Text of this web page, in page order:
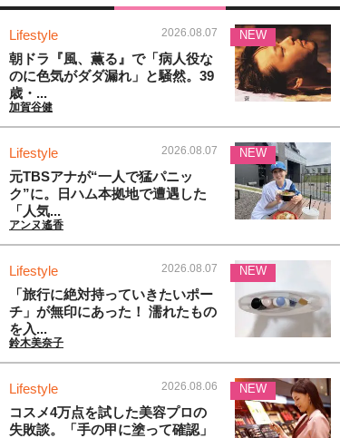
Lifestyle 2026.08.07
朝ドラ『風、薫る』で「病人役な
のに色気がダダ漏れ」と騒然。39
歳・...
加賀谷健
NEW
Lifestyle 2026.08.07
元TBSアナが“一人で猛パニッ
ク”に。日ハム本拠地で遭遇した
「人気...
アンヌ遙香
NEW
Lifestyle 2026.08.07
「旅行に絶対持っていきたいポー
チ」が無印にあった！ 濡れたもの
を入...
鈴木美奈子
NEW
Lifestyle 2026.08.06
コスメ4万点を試した美容プロの
失敗談。「手の甲に塗って確認」
NEW